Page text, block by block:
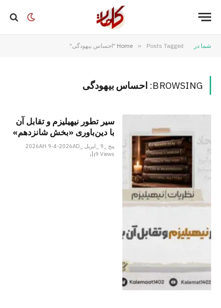
شما در Home » Posts Tagged "احساس بیهودگی"
BROWSING: احساس بیهودگی
سیر تطور نیهیلیزم و تقابل آن
با دین‌باوری «بخش شانزدهم»
پنج _9 _اپریل _2026AH 9-4-2026AD
9Views